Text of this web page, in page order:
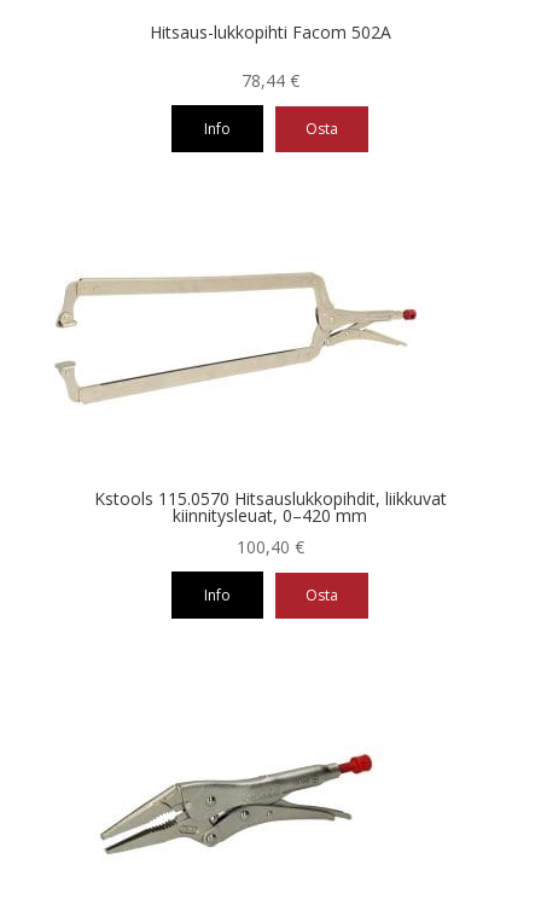
Hitsaus-lukkopihti Facom 502A
78,44 €
Info Osta
Kstools 115.0570 Hitsauslukkopihdit, liikkuvat
kiinnitysleuat, 0–420 mm
100,40 €
Info Osta